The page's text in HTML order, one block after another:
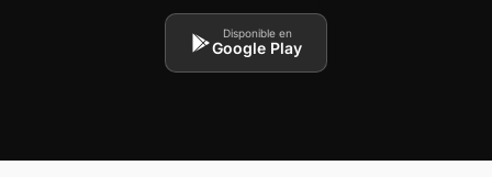
Disponible en
Google Play